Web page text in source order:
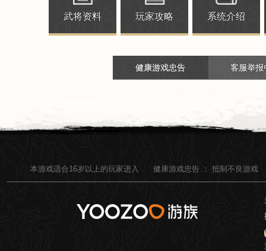
武将资料 玩家攻略 系统介绍
健康游戏忠告 客服举报
本游戏适合16岁以上的玩家进入 健康游戏忠告 ： 抵制不良游戏